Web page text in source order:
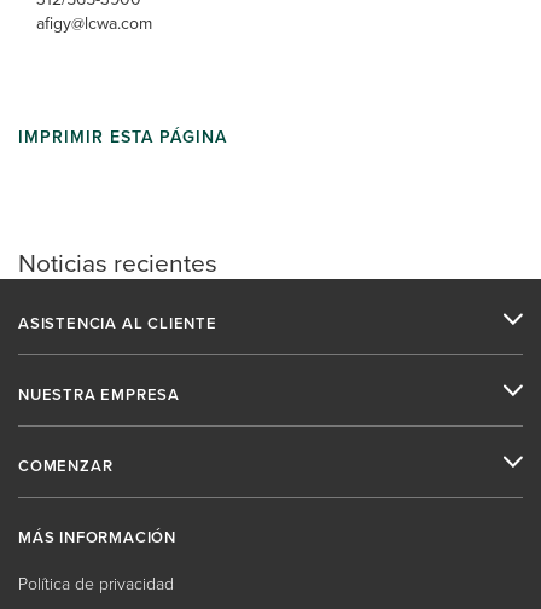
Noticias recientes
afigy@lcwa.com
IMPRIMIR ESTA PÁGINA
ASISTENCIA AL CLIENTE
NUESTRA EMPRESA
COMENZAR
MÁS INFORMACIÓN
Política de privacidad